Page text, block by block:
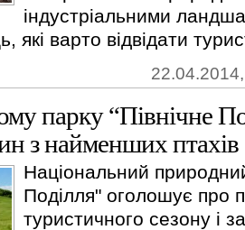
індустріальними
які варто відвідати
парку “Північне
з найменших
Національний
Поділля" оголошує про
туристичного сезону і